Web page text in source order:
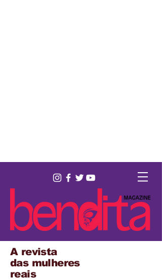
A revista
das mulheres
reais